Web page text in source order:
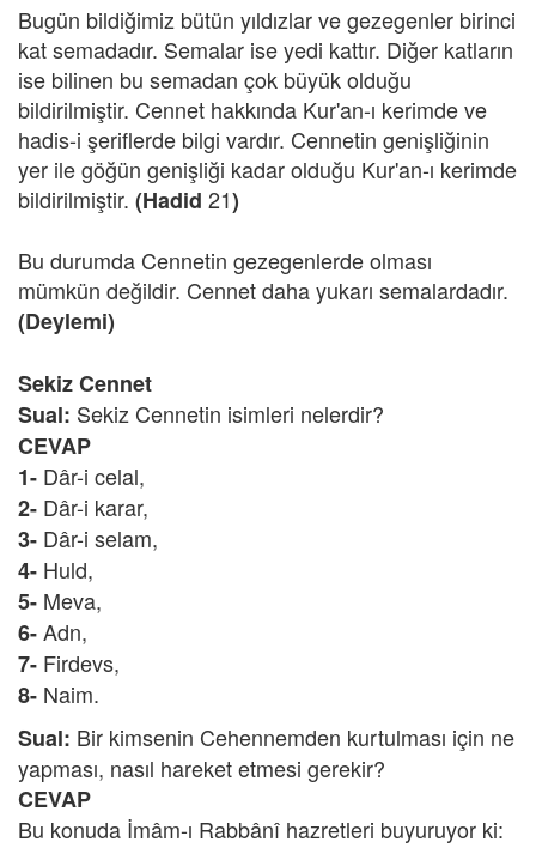
Bugün bildiğimiz bütün yıldızlar ve gezegenler birinci
kat semadadır. Semalar ise yedi kattır. Diğer katların
ise bilinen bu semadan çok büyük olduğu
bildirilmiştir. Cennet hakkında Kur'an-ı kerimde ve
hadis-i şeriflerde bilgi vardır. Cennetin genişliğinin
yer ile göğün genişliği kadar olduğu Kur'an-ı kerimde
bildirilmiştir. (Hadid 21)
Bu durumda Cennetin gezegenlerde olması
mümkün değildir. Cennet daha yukarı semalardadır.
(Deylemi)
Sekiz Cennet
Sual: Sekiz Cennetin isimleri nelerdir?
CEVAP
1- Dâr-i celal,
2- Dâr-i karar,
3- Dâr-i selam,
4- Huld,
5- Meva,
6-Adn,
7- Firdevs,
8- Naim.
Sual: Bir kimsenin Cehennemden kurtulması için ne
yapması, nasıl hareket etmesi gerekir?
CEVAP
Bu konuda İmâm-ı Rabbânî hazretleri buyuruyor ki: